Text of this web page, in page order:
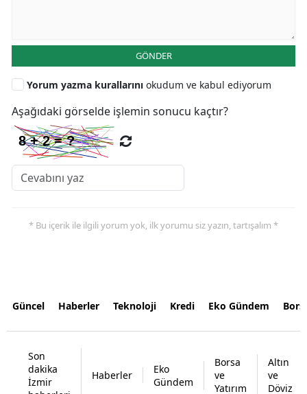
GÖNDER
Yorum yazma kurallarını okudum ve kabul ediyorum
Aşağıdaki görselde işlemin sonucu kaçtır?
* Bu içerik ile ilgili yorum yok, ilk yorumu siz yazın, tartışalım *
Güncel Haberler Teknoloji Kredi Eko Gündem
Son
dakika
İzmir
Haberler
Eko
Gündem
Borsa
ve
Yatırım
Altın
ve
Döviz